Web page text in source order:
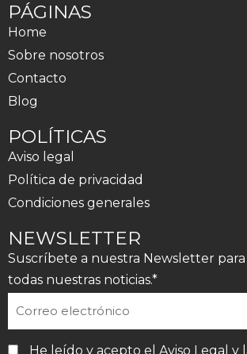
PÁGINAS
Home
Sobre nosotros
Contacto
Blog
POLÍTICAS
Aviso legal
Política de privacidad
Condiciones generales
NEWSLETTER
Suscríbete a nuestra Newsletter
todas nuestras noticias.*
He leído y acepto el Aviso Legal y